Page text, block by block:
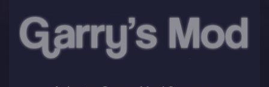
Hytale Hosting 50% OFF